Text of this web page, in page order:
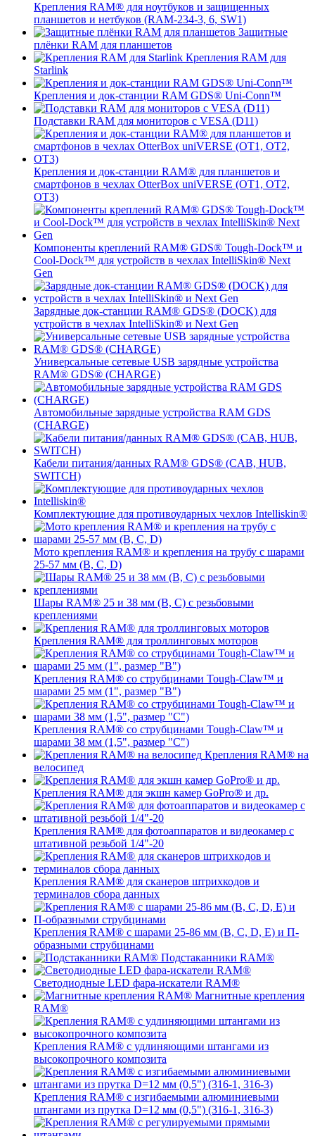
Крепления RAM® для ноутбуков и защищенных
планшетов и нетбуков (RAM-234-3, 6, SW1)
Защитные
плёнки RAM для планшетов
Крепления RAM для
Starlink
Крепления и док-станции RAM GDS® Uni-Conn™
Подставки RAM для мониторов с VESA (D11)
Крепления и док-станции RAM® для планшетов и
смартфонов в чехлах OtterBox uniVERSE (OT1, OT2,
OT3)
Компоненты креплений RAM® GDS® Tough-Dock™ и
Cool-Dock™ для устройств в чехлах IntelliSkin® Next
Gen
Зарядные док-станции RAM® GDS® (DOCK) для
устройств в чехлах IntelliSkin® и Next Gen
Универсальные сетевые USB зарядные устройства
RAM® GDS® (CHARGE)
Автомобильные зарядные устройства RAM GDS
(CHARGE)
Кабели питания/данных RAM® GDS® (CAB, HUB,
SWITCH)
Комплектующие для противоударных чехлов Intelliskin®
Мото крепления RAM® и крепления на трубу с шарами
25-57 мм (B, C, D)
Шары RAM® 25 и 38 мм (B, C) с резьбовыми
креплениями
Крепления RAM® для троллинговых моторов
Крепления RAM® со струбцинами Tough-Claw™ и
шарами 25 мм (1", размер "B")
Крепления RAM® со струбцинами Tough-Claw™ и
шарами 38 мм (1,5", размер "C")
Крепления RAM® на
велосипед
Крепления RAM® для экшн камер GoPro® и др.
Крепления RAM® для фотоаппаратов и видеокамер с
штативной резьбой 1/4"-20
Крепления RAM® для сканеров штрихкодов и
терминалов сбора данных
Крепления RAM® с шарами 25-86 мм (B, C, D, E) и П-
образными струбцинами
Подстаканники RAM®
Светодиодные LED фара-искатели RAM®
Магнитные крепления
RAM®
Крепления RAM® с удлиняющими штангами из
высокопрочного композита
Крепления RAM® с изгибаемыми алюминиевыми
штангами из прутка D=12 мм (0,5") (316-1, 316-3)